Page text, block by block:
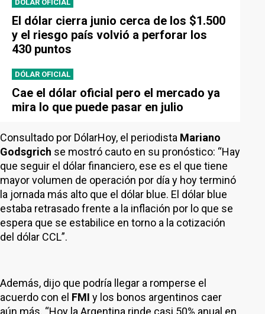
DÓLAR OFICIAL
El dólar cierra junio cerca de los $1.500
y el riesgo país volvió a perforar los
430 puntos
DÓLAR OFICIAL
Cae el dólar oficial pero el mercado ya
mira lo que puede pasar en julio
Consultado por DólarHoy, el periodista Mariano
Godsgrich se mostró cauto en su pronóstico: “Hay
que seguir el dólar financiero, ese es el que tiene
mayor volumen de operación por día y hoy terminó
la jornada más alto que el dólar blue. El dólar blue
estaba retrasado frente a la inflación por lo que se
espera que se estabilice en torno a la cotización
del dólar CCL”.
Además, dijo que podría llegar a romperse el
acuerdo con el FMI y los bonos argentinos caer
aún más. “Hoy la Argentina rinde casi 50% anual en